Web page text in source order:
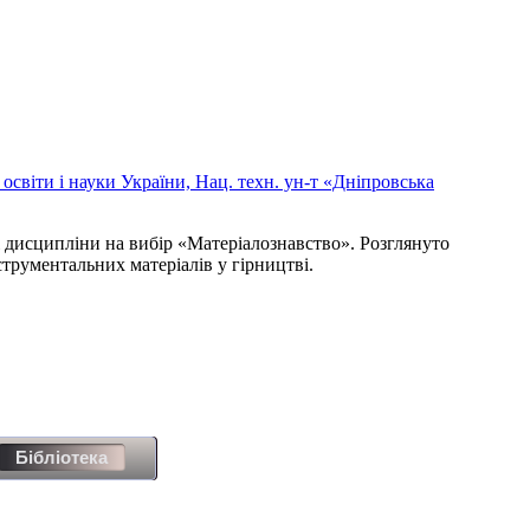
і науки України, Нац. техн. ун-т «Дніпровська
на вибір «Матеріалознавство». Розглянуто
матеріалів у гірництві.
Бібліотека